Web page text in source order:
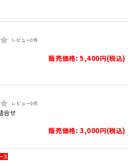
レビュー0件
販売価格: 5,400円(税込)
レビュー0件
合せ
販売価格: 3,000円(税込)